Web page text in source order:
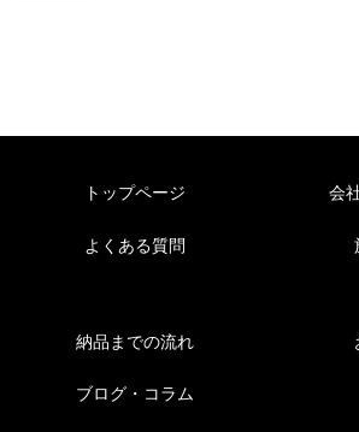
トップページ
よくある質問
会
納品までの流れ
ブログ・コラム